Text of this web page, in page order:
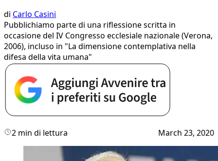
di Carlo Casini
Pubblichiamo parte di una riflessione scritta in
occasione del IV Congresso ecclesiale nazionale (Verona,
2006), incluso in "La dimensione contemplativa nella
difesa della vita umana"
2 min di lettura March 23, 2020